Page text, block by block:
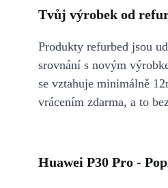
Tvůj výrobek od
Produkty refurbed jsou
srovnání s novým
se vztahuje minimálně
vrácením zdarma, a to
Huawei P30 Pro -